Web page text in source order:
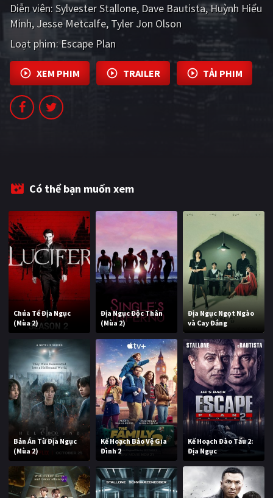
CẬP NHẬT
PHIM MỚI
PHIM BỘ
PHIM LẺ
PHIM CHIẾU RẠP
Diễn viên: Sylvester Stallone Dave Bautista Huỳnh Hiểu
Minh Jesse Metcalfe Tyler Jon Olson
Loạt phim: Escape Plan
XEM PHIM TRAILER TẢI PHIM
Có thể bạn muốn xem
Chúa Tể Địa Ngục
(Mùa 2)
Địa Ngục Độc Thân
(Mùa 2)
Địa Ngục Ngọt Ngào
và Cay Đắng
Bản Án Từ Địa Ngục
(Mùa 2)
Kế Hoạch Bảo Vệ Gia
Đình 2
Kế Hoạch Đào Tẩu 2:
Địa Ngục